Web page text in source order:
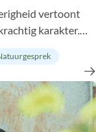
vertoont
karakter.
zijn
Tchimpounga
en geliefd is en